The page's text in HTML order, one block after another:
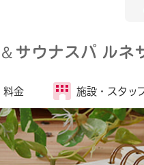
＆サウナスパ ルネ
料金 施設・ スタッ